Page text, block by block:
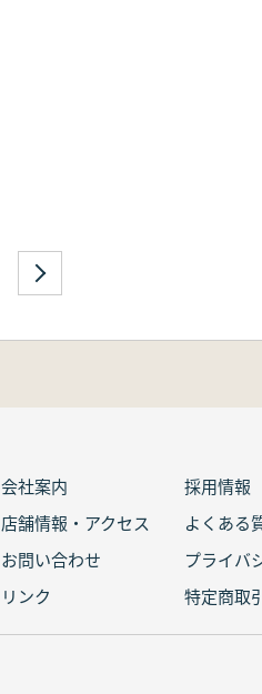
会社案内
採用情報
店舗情報・アクセス
よくある
お問い合わせ
プライバ
リンク
特定商取